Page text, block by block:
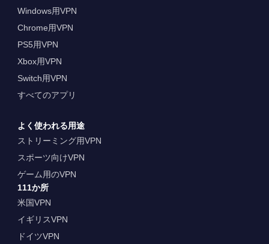
Windows用VPN
Chrome用VPN
PS5用VPN
Xbox用VPN
Switch用VPN
すべてのアプリ
よく使われる用途
ストリーミング用VPN
スポーツ向けVPN
ゲーム用のVPN
111か所
米国VPN
イギリスVPN
ドイツVPN